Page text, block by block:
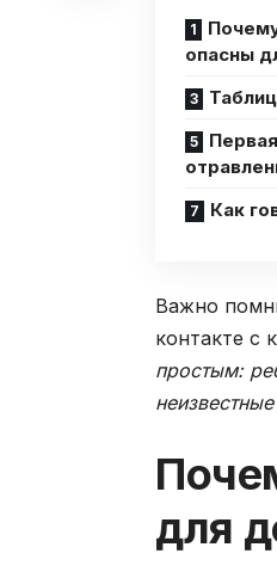
опасны
Как
Важно
контакте с
простым:
для